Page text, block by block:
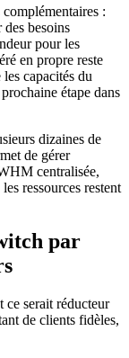
:
des besoins
pour les
en propre reste
capacités du
étape dans
dizaines de
de gérer
centralisée,
ressources restent
par
ce serait réducteur
de clients fidèles,